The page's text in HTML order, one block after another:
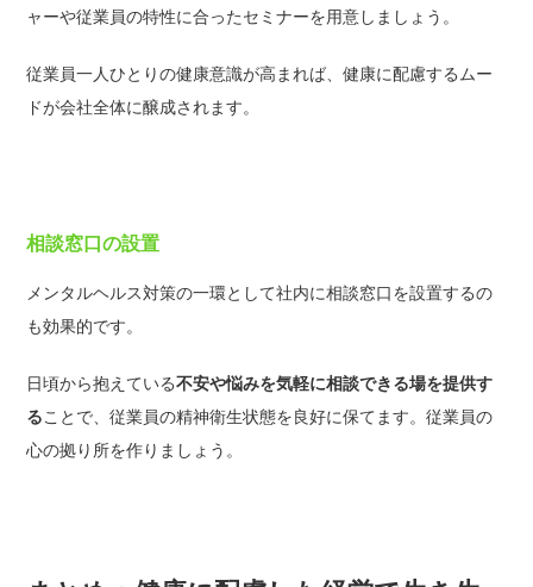
ャーや従業員の特性に合ったセミナーを用意しましょう。
従業員一人ひとりの健康意識が高まれば、健康に配慮するムー
ドが会社全体に醸成されます。
相談窓口の設置
メンタルヘルス対策の一環として社内に相談窓口を設置するの
も効果的です。
日頃から抱えている不安や悩みを気軽に相談できる場を提供す
ることで、従業員の精神衛生状態を良好に保てます。従業員の
心の拠り所を作りましょう。